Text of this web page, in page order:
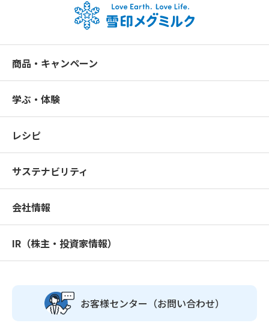
商品・キャンペーン
学ぶ・体験
レシピ
サステナビリティ
会社情報
IR（株主・投資家情報）
お客様センター （お問い合わせ）